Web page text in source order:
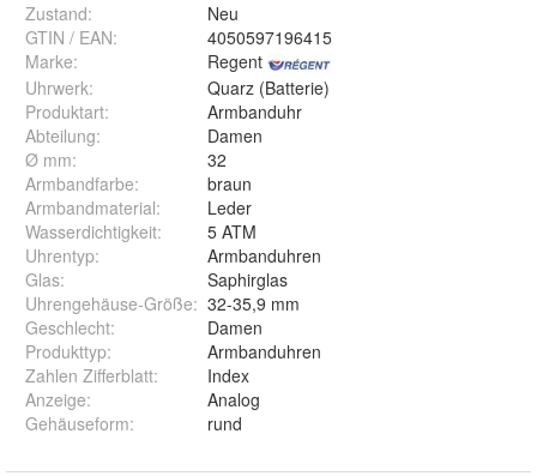
Zustand:
Neu
GTIN / EAN:
4050597196415
Marke:
Regent
Uhrwerk:
Quarz (Batterie)
Produktart:
Armbanduhr
Abteilung:
Damen
Ø mm:
32
Armbandfarbe:
braun
Armbandmaterial:
Leder
Wasserdichtigkeit:
5 ATM
Uhrentyp:
Armbanduhren
Glas:
Saphirglas
Uhrengehäuse-Größe: 32-35,9 mm
Geschlecht:
Damen
Produkttyp:
Armbanduhren
Zahlen Zifferblatt:
Index
Anzeige:
Analog
Gehäuseform: rund